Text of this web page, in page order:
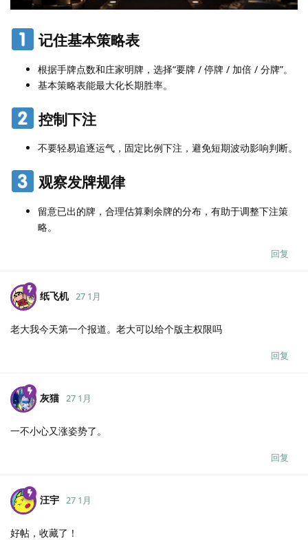
记住基本策略表
根据手牌点数和庄家明牌，选择“要牌 / 停牌 / 加倍 / 分牌”。
基本策略表能最大化长期胜率。
控制下注
不要轻易追逐运气，固定比例下注，避免短期波动影响判断。
观察发牌规律
留意已出的牌，合理估算剩余牌的分布，有助于调整下注策
略。
回复
纸飞机 27 1月
老大我今天第一个报道。老大可以给个版主权限吗
回复
灰猫 27 1月
一不小心又涨姿势了。
回复
汪宇 27 1月
好帖，收藏了！